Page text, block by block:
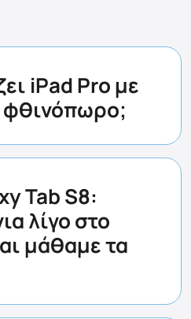
iPad Pro με
φθινόπωρο;
Tab S8:
λίγο στο
μάθαμε τα